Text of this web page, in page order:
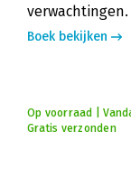
verwachtingen.
Boek bekijken
Op voorraad |
Gratis verzonden